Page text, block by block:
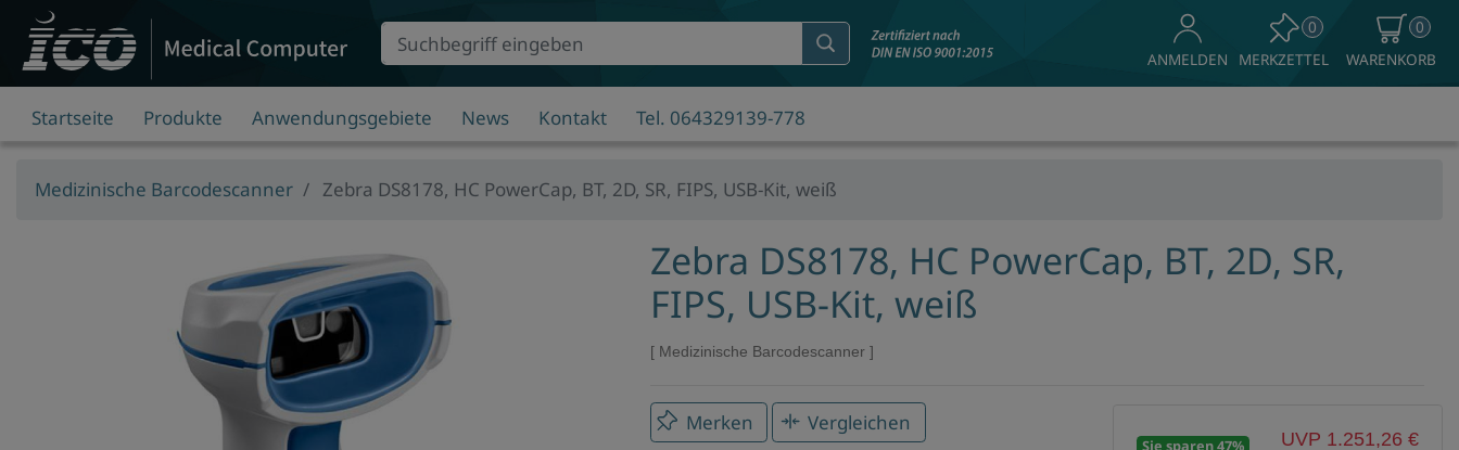
Suche
Eingabefeld
ANMELDEN
0
MERKZETTEL
0
WARENKORB
Startseite Produkte Anwendungsgebiete News Kontakt Tel. 064329139-778
Medizinische Barcodescanner Zebra DS8178, HC PowerCap, BT, 2D, SR, FIPS, USB-Kit, weiß
Zebra DS8178, HC PowerCap, BT, 2D, SR,
FIPS, USB-Kit, weiß
Medizinische Barcodescanner
Merken Vergleichen
Sie sparen 47% UVP 1.251,26 €